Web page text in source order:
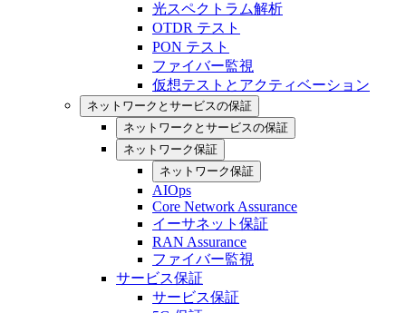
光スペクトラム解析
OTDR テスト
PON テスト
ファイバー監視
仮想テストとアクティベーション
ネットワークとサービスの保証
ネットワークとサービスの保証
ネットワーク保証
ネットワーク保証
AIOps
Core Network Assurance
イーサネット保証
RAN Assurance
ファイバー監視
サービス保証
サービス保証